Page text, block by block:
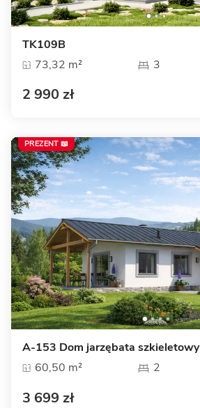
TK109B
73,32 m²
3
2 990 zł
A-153 Dom jarzębata szkieletowy
60,50 m²
2
3 699 zł
PREZENT 📖